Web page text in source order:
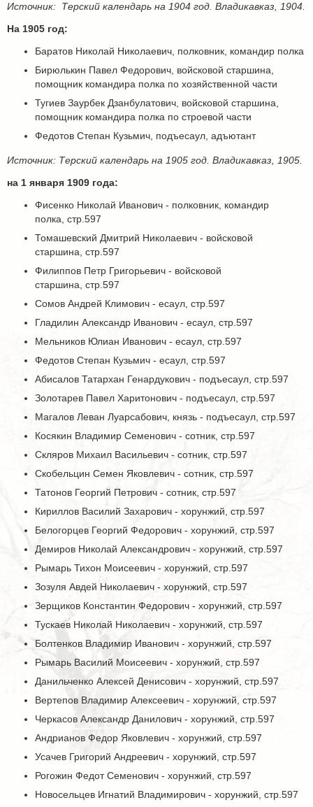
Источник: Терский календарь на 1904 год. Владикавказ, 1904.
На 1905 год:
Баратов Николай Николаевич, полковник, командир полка
Бирюлькин Павел Федорович, войсковой старшина,
помощник командира полка по хозяйственной части
Тугиев Заурбек Дзанбулатович, войсковой старшина,
помощник командира полка по строевой части
Федотов Степан Кузьмич, подъесаул, адъютант
Источник: Терский календарь на 1905 год. Владикавказ, 1905.
на 1 января 1909 года:
Фисенко Николай Иванович - полковник, командир
полка, стр.597
Томашевский Дмитрий Николаевич - войсковой
старшина, стр.597
Филиппов Петр Григорьевич - войсковой
старшина, стр.597
Сомов Андрей Климович - есаул, стр.597
Гладилин Александр Иванович - есаул, стр.597
Мельников Юлиан Иванович - есаул, стр.597
Федотов Степан Кузьмич - есаул, стр.597
Абисалов Татархан Генардукович - подъесаул, стр.597
Золотарев Павел Харитонович - подъесаул, стр.597
Магалов Леван Луарсабович, князь - подъесаул, стр.597
Косякин Владимир Семенович - сотник, стр.597
Скляров Михаил Васильевич - сотник, стр.597
Скобельцин Семен Яковлевич - сотник, стр.597
Татонов Георгий Петрович - сотник, стр.597
Кириллов Василий Захарович - хорунжий, стр.597
Белогорцев Георгий Федорович - хорунжий, стр.597
Демиров Николай Александрович - хорунжий, стр.597
Рымарь Тихон Моисеевич - хорунжий, стр.597
Зозуля Авдей Николаевич - хорунжий, стр.597
Зерщиков Константин Федорович - хорунжий, стр.597
Тускаев Николай Николаевич - хорунжий, стр.597
Болтенков Владимир Иванович - хорунжий, стр.597
Рымарь Василий Моисеевич - хорунжий, стр.597
Данильченко Алексей Денисович - хорунжий, стр.597
Вертепов Владимир Алексеевич - хорунжий, стр.597
Черкасов Александр Данилович - хорунжий, стр.597
Андрианов Федор Яковлевич - хорунжий, стр.597
Усачев Григорий Андреевич - хорунжий, стр.597
Рогожин Федот Семенович - хорунжий, стр.597
Новосельцев Игнатий Владимирович - хорунжий, стр.597